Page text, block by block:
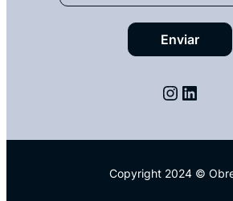
Copyright 2024 ©